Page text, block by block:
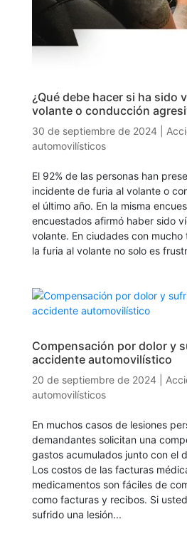
¿Qué debe hacer si ha sido
volante o conducción
30 de septiembre de 2024|
automovilísticos
El 92% de las personas han
incidente de furia al volante o
el último año. En la misma
encuestados afirmó haber sido
volante. En ciudades con mucho
la furia al volante no solo es
Compensación por dolor y
accidente automovilístico
20 de septiembre de 2024|
automovilísticos
En muchos casos de lesiones
demandantes solicitan una
gastos acumulados junto con el
Los costos de las facturas
medicamentos son fáciles de
como facturas y recibos. Si
sufrido una lesión...